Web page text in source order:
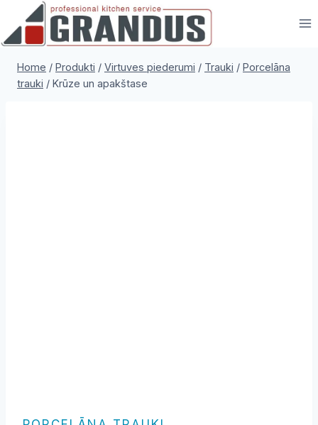
content
Home / Produkti / Virtuves piederumi / Trauki / Porcelāna
trauki / Krūze un apakštase